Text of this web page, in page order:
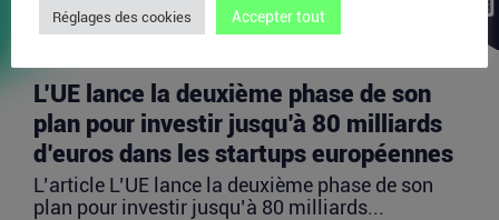
Lire la suite
L’UE lance la deuxième phase de son
plan pour investir jusqu’à 80 milliards
d’euros dans les startups européennes
L’article L’UE lance la deuxième phase de son
plan pour investir jusqu’à 80 milliards...
Réglages des cookies Accepter tout